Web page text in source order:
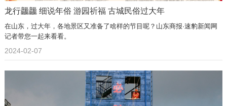
龙行龘龘 细说年俗 游园祈福 古城民俗过大年
在山东，过大年，各地景区又准备了啥样的节目呢？山东商报·速豹新闻网
记者带您一起来看看。
2024-02-07